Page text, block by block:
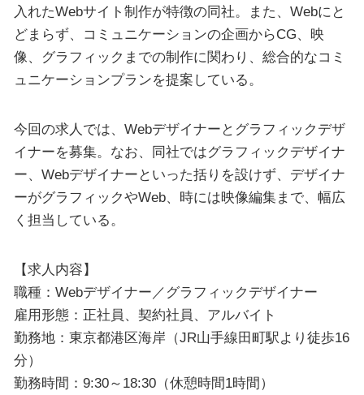
入れたWebサイト制作が特徴の同社。また、Webにと
どまらず、コミュニケーションの企画からCG、映
像、グラフィックまでの制作に関わり、総合的なコミ
ュニケーションプランを提案している。
今回の求人では、Webデザイナーとグラフィックデザ
イナーを募集。なお、同社ではグラフィックデザイナ
ー、Webデザイナーといった括りを設けず、デザイナ
ーがグラフィックやWeb、時には映像編集まで、幅広
く担当している。
【求人内容】
職種：Webデザイナー／グラフィックデザイナー
雇用形態：正社員、契約社員、アルバイト
勤務地：東京都港区海岸（JR山手線田町駅より徒歩16
分）
勤務時間：9:30～18:30（休憩時間1時間）